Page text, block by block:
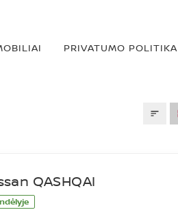
PRIVATUMO POLITIKA
QASHQAI